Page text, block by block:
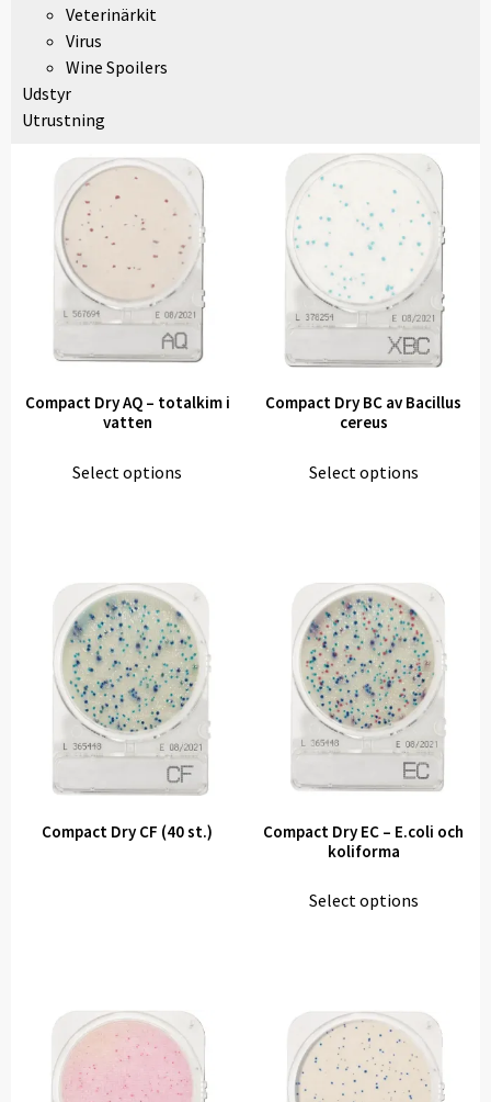
Veterinärkit
Virus
Wine Spoilers
Udstyr
Utrustning
Compact Dry AQ – totalkim i
vatten
Select options
Compact Dry BC av Bacillus
cereus
Select options
Compact Dry CF (40 st.)
Compact Dry EC – E.coli och
koliforma
Select options